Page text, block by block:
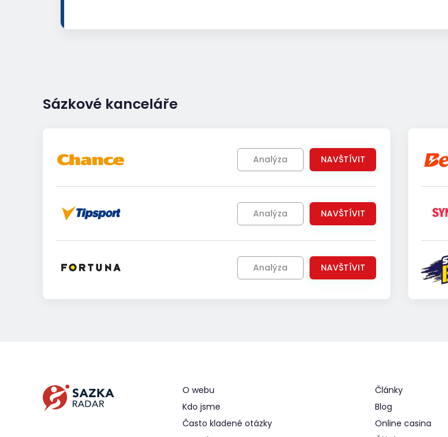
Sázkové kanceláře
Analýza NAVŠTÍVIT
Analýza NAVŠTÍVIT
Analýza NAVŠTÍVIT
O webu
Kdo jsme
Často kladené otázky
Články
Blog
Online casina